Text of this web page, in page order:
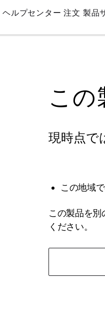
Skip
Main
ヘルプセンター 注文 製品
こ
現時点で
この地域
この製品を
ください。